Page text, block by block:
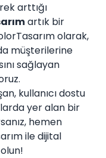
arttığı
artık bir
olarak,
müşterilerine
sağlayan
kullanıcı dostu
yer alan bir
hemen
ile dijital